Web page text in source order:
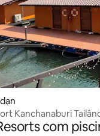
Kanchanaburi
com